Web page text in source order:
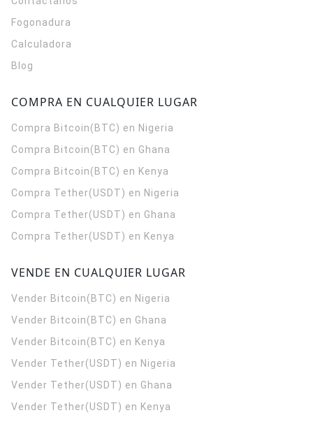
Fogonadura
Calculadora
Blog
COMPRA EN CUALQUIER LUGAR
Compra Bitcoin(BTC) en Nigeria
Compra Bitcoin(BTC) en Ghana
Compra Bitcoin(BTC) en Kenya
Compra Tether(USDT) en Nigeria
Compra Tether(USDT) en Ghana
Compra Tether(USDT) en Kenya
VENDE EN CUALQUIER LUGAR
Vender Bitcoin(BTC) en Nigeria
Vender Bitcoin(BTC) en Ghana
Vender Bitcoin(BTC) en Kenya
Vender Tether(USDT) en Nigeria
Vender Tether(USDT) en Ghana
Vender Tether(USDT) en Kenya